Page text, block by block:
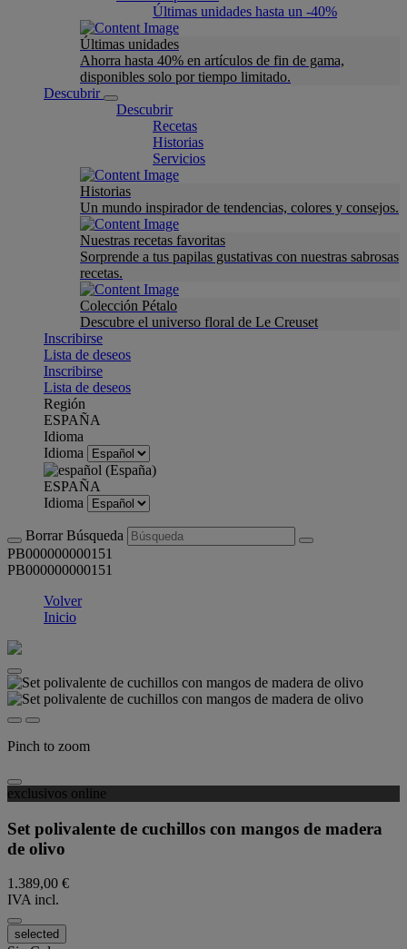
Últimas unidades hasta un -40%
Últimas unidades
Ahorra hasta 40% en artículos de fin de gama,
disponibles solo por tiempo limitado.
Descubrir
Descubrir
Recetas
Historias
Servicios
Historias
Un mundo inspirador de tendencias, colores y consejos.
Nuestras recetas favoritas
Sorprende a tus papilas gustativas con nuestras sabrosas
recetas.
Colección Pétalo
Descubre el universo floral de Le Creuset
Inscribirse
Lista de deseos
Inscribirse
Lista de deseos
Región
ESPAÑA
Idioma
Idioma
ESPAÑA
Idioma
Borrar Búsqueda
PB000000000151
PB000000000151
Volver
Inicio
Pinch to zoom
exclusivos online
Set polivalente de cuchillos con mangos de madera
de olivo
1.389,00 €
IVA incl.
selected